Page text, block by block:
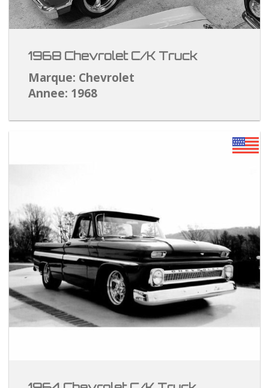
1968 Chevrolet C/K Truck
Marque: Chevrolet
Annee: 1968